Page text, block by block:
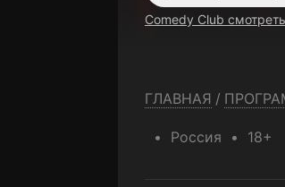
Comedy Club
ГЛАВНАЯ /
Россия 18+